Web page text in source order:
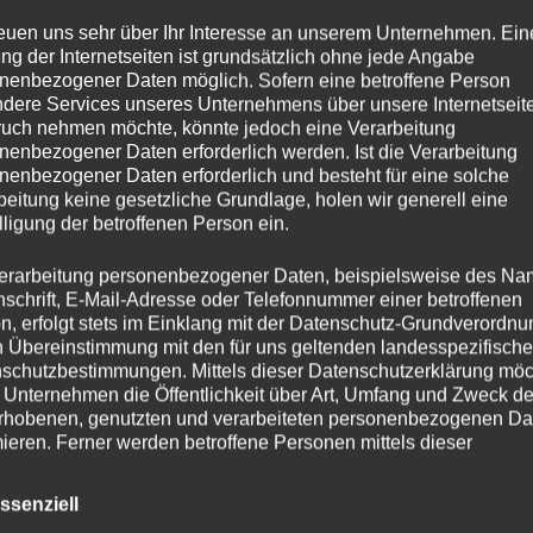
Englisch gehört in vielen Unternehmen heute fast schon
und Mitarbeiten, deren Sprachkenntnisse sich im
nicht einfach Einhalte flüssig darzustellen und gewandt
in English – Basicsbehandelt genau diesen
Kurs sind:
für den Vortrag
Präsentation
Einzelvortrag, Gruppenarbeit)
auf das Thema in Selbst- und
für die unterschiedlichen Stadien der Präsentation
Besondere Aspekte der Gliederung sowie der Wortschatz
werden erläutert, die Kurzpräsentation geübt. Kulturelle
Einsatz von Humor und der Umgang mit Fragen
uns sehr über Ihr Interesse an unserem Unternehmen.
der Internetseiten ist grundsätzlich ohne jede Angabe
Daten möglich. Sofern eine betroffene Person
Services unseres Unternehmens über unsere
nehmen möchte, könnte jedoch eine Verarbeitung
Daten erforderlich werden. Ist die Verarbeitung
Daten erforderlich und besteht für eine solche
keine gesetzliche Grundlage, holen wir generell eine
der betroffenen Person ein.
personenbezogener Daten, beispielsweise des
E-Mail-Adresse oder Telefonnummer einer betroffenen
erfolgt stets im Einklang mit der Datenschutz-
Übereinstimmung mit den für uns geltenden
Mittels dieser Datenschutzerklärung
Unternehmen die Öffentlichkeit über Art, Umfang und Zweck
genutzten und verarbeiteten personenbezogenen
Ferner werden betroffene Personen mittels dieser
als für die Verarbeitung Verantwortlicher zahlreiche